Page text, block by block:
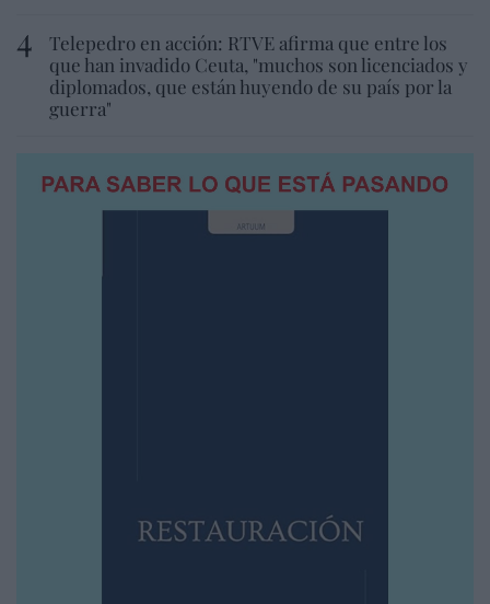
Telepedro en acción: RTVE afirma que entre los
que han invadido Ceuta, "muchos son licenciados y
diplomados, que están huyendo de su país por la
guerra"